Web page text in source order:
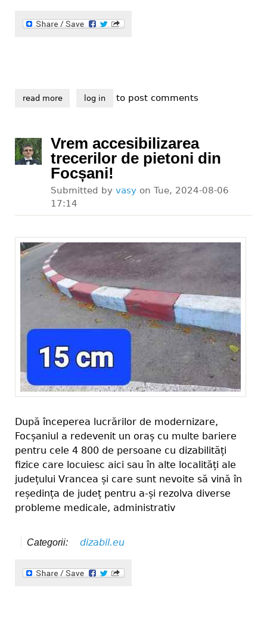
read moreabout ,,focșani, orașul tuturor?!"
log in to post comments
Vrem accesibilizarea
trecerilor de pietoni din
Focșani!
Submitted by vasy on Tue, 2024-08-06
17:14
După începerea lucrărilor de modernizare,
Focșaniul a redevenit un oraș cu multe bariere
pentru cele 4 800 de persoane cu dizabilități
fizice care locuiesc aici sau în alte localități ale
județului Vrancea și care sunt nevoite să vină în
reședința de județ pentru a-și rezolva diverse
probleme medicale, administrativ
Categorii: dizabil.eu